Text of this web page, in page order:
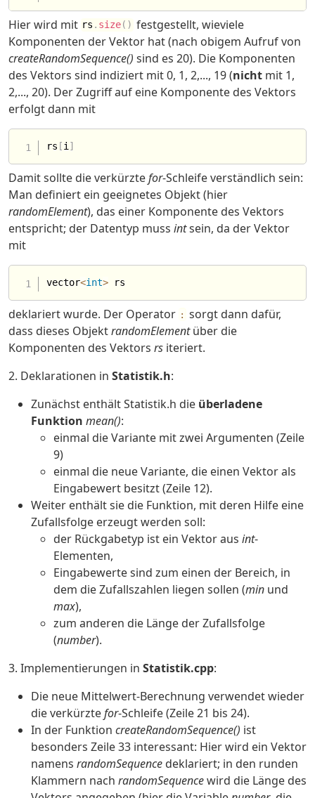
Hier wird mit rs . size( ) festgestellt, wieviele
Komponenten der Vektor hat (nach obigem Aufruf von
createRandomSequence() sind es 20). Die Komponenten
des Vektors sind indiziert mit 0, 1, 2,..., 19 (nicht mit 1,
2,..., 20). Der Zugriff auf eine Komponente des Vektors
erfolgt dann mit
rs [i ]
Damit sollte die verkürztefor-Schleife verständlich sein:
Man definiert ein geeignetes Objekt (hier
randomElement), das einer Komponente des Vektors
entspricht; der Datentyp muss intsein, da der Vektor
mit
vector<int>
deklariert wurde. Der Operator : sorgt dann dafür,
dass dieses ObjektrandomElementüber die
Komponenten des Vektors rs iteriert.
2. Deklarationen in Statistik.h:
Zunächst enthält Statistik.h die überladene
Funktion mean():
einmal die Variante mit zwei Argumenten (Zeile
9)
einmal die neue Variante, die einen Vektor als
Eingabewert besitzt (Zeile 12).
Weiter enthält sie die Funktion, mit deren Hilfe eine
Zufallsfolge erzeugt werden soll:
der Rückgabetyp ist ein Vektor aus int-
Elementen,
Eingabewerte sind zum einen der Bereich, in
dem die Zufallszahlen liegen sollen (min und
max),
zum anderen die Länge der Zufallsfolge
(number).
3. Implementierungen in Statistik.cpp:
Die neue Mittelwert-Berechnung verwendet wieder
die verkürztefor-Schleife (Zeile 21 bis 24).
In der Funktion createRandomSequence() ist
besonders Zeile 33 interessant: Hier wird ein Vektor
namens randomSequence deklariert; in den runden
Klammern nach randomSequencewird die Länge des